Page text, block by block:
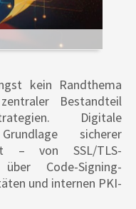
kein Randthema
Bestandteil
Digitale
sicherer
– von SSL/TLS-
Code-Signing-
und internen PKI-